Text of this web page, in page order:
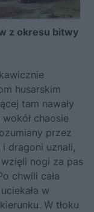
z okresu bitwy
husarskim
tam nawały
chaosie
przez
i dragoni uznali,
nogi za pas
chwili cała
w
W tłoku